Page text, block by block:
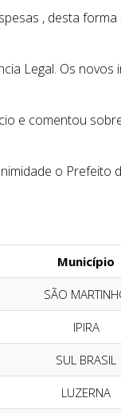
, desta forma
Legal. Os novos
e comentou
o Prefeito
Município
SÃO
IPIRA
SUL BRASIL
LUZERNA